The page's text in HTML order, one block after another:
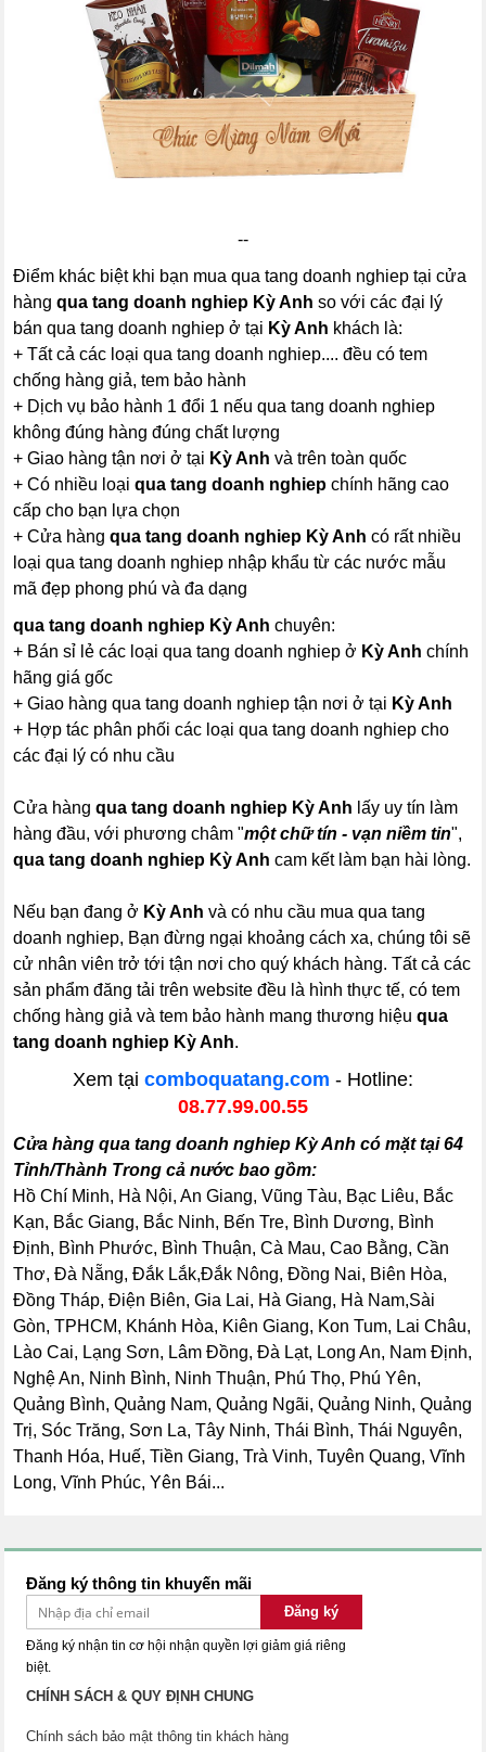
--
Điểm khác biệt khi bạn mua qua tang doanh nghiep tại cửa
hàngqua tang doanh nghiep Kỳ Anh so với các đại lý
bán qua tang doanh nghiep ở tại Kỳ Anh khách là:
+ Tất cả các loại qua tang doanh nghiep.... đều có tem
chống hàng giả, tem bảo hành
+ Dịch vụ bảo hành 1 đổi 1 nếu qua tang doanh nghiep
không đúng hàng đúng chất lượng
+ Giao hàng tận nơi ở tại Kỳ Anh và trên toàn quốc
+ Có nhiều loạiqua tang doanh nghiep chính hãng cao
cấp cho bạn lựa chọn
+ Cửa hàngqua tang doanh nghiep Kỳ Anh có rất nhiều
loại qua tang doanh nghiep nhập khẩu từ các nước mẫu
mã đẹp phong phú và đa dạng
qua tang doanh nghiep Kỳ Anhchuyên:
+ Bán sỉ lẻ các loại qua tang doanh nghiep ở Kỳ Anh chính
hãng giá gốc
+ Giao hàng qua tang doanh nghiep tận nơi ở tại Kỳ Anh
+ Hợp tác phân phối các loại qua tang doanh nghiep cho
các đại lý có nhu cầu
Cửa hàngqua tang doanh nghiep Kỳ Anh lấy uy tín làm
hàng đầu, với phương châm "một chữ tín - vạn niềm tin",
qua tang doanh nghiep Kỳ Anh cam kết làm bạn hài lòng.
Nếu bạn đang ở Kỳ Anh và có nhu cầu mua qua tang
doanh nghiep, Bạn đừng ngại khoảng cách xa, chúng tôi sẽ
cử nhân viên trở tới tận nơi cho quý khách hàng. Tất cả các
sản phẩm đăng tải trên website đều là hình thực tế, có tem
chống hàng giả và tem bảo hành mang thương hiệuqua
tang doanh nghiep Kỳ Anh.
Xem tại comboquatang.com - Hotline:
08.77.99.00.55
Cửa hàng qua tang doanh nghiep Kỳ Anh có mặt tại 64
Tỉnh/Thành Trong cả nước bao gồm:
Hồ Chí Minh, Hà Nội, An Giang, Vũng Tàu, Bạc Liêu, Bắc
Kạn, Bắc Giang, Bắc Ninh, Bến Tre, Bình Dương, Bình
Định, Bình Phước, Bình Thuận, Cà Mau, Cao Bằng, Cần
Thơ, Đà Nẵng, Đắk Lắk,Đắk Nông, Đồng Nai, Biên Hòa,
Đồng Tháp, Điện Biên, Gia Lai, Hà Giang, Hà Nam,Sài
Gòn, TPHCM, Khánh Hòa, Kiên Giang, Kon Tum, Lai Châu,
Lào Cai, Lạng Sơn, Lâm Đồng, Đà Lạt, Long An, Nam Định,
Nghệ An, Ninh Bình, Ninh Thuận, Phú Thọ, Phú Yên,
Quảng Bình, Quảng Nam, Quảng Ngãi, Quảng Ninh, Quảng
Trị, Sóc Trăng, Sơn La, Tây Ninh, Thái Bình, Thái Nguyên,
Thanh Hóa, Huế, Tiền Giang, Trà Vinh, Tuyên Quang, Vĩnh
Long, Vĩnh Phúc, Yên Bái...
Đăng ký thông tin khuyến mãi
Đăng ký
Đăng ký nhận tin cơ hội nhận quyền lợi giảm giá riêng
biệt.
CHÍNH SÁCH & QUY ĐỊNH CHUNG
Chính sách bảo mật thông tin khách hàng